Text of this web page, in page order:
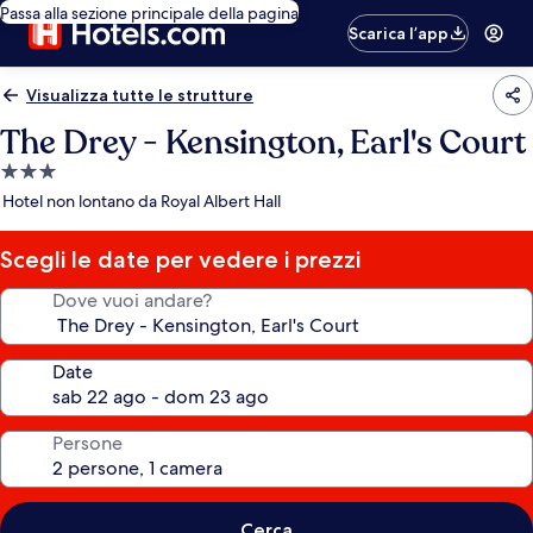
Passa alla sezione principale della pagina
Scarica l’app
Visualizza tutte le strutture
The Drey - Kensington, Earl's Court
Struttura
a
stelle
Hotel non lontano da Royal Albert Hall
Scegli le date per vedere i prezzi
Dove vuoi andare?
Date
Persone